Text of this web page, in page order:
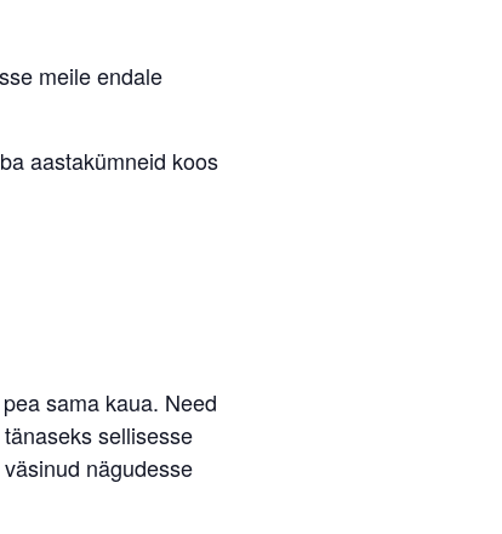
meile endale
aastakümneid koos
sama kaua. Need
sellisesse
nägudesse